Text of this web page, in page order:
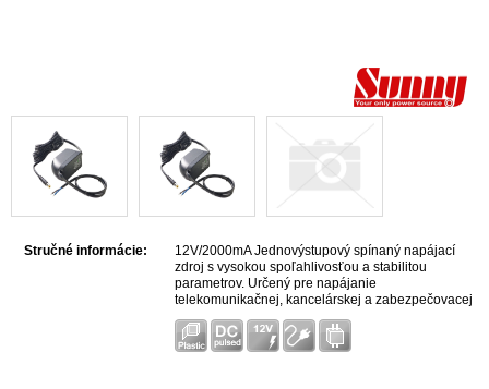
Stručné informácie:
12V/2000mA Jednovýstupový spínaný napájací
zdroj s vysokou spoľahlivosťou a stabilitou
parametrov. Určený pre napájanie
telekomunikačnej, kancelárskej a zabezpečovacej
techniky.